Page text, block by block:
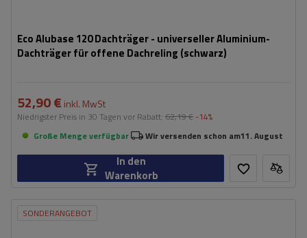
Eco Alubase 120 Dachträger - universeller Aluminium-
Dachträger für offene Dachreling (schwarz)
52,90 € inkl. MwSt
Niedrigster Preis in 30 Tagen vor Rabatt: 62,19 € -14%
Große Menge verfügbar
Wir versenden schon am11. August
In den
Warenkorb
SONDERANGEBOT